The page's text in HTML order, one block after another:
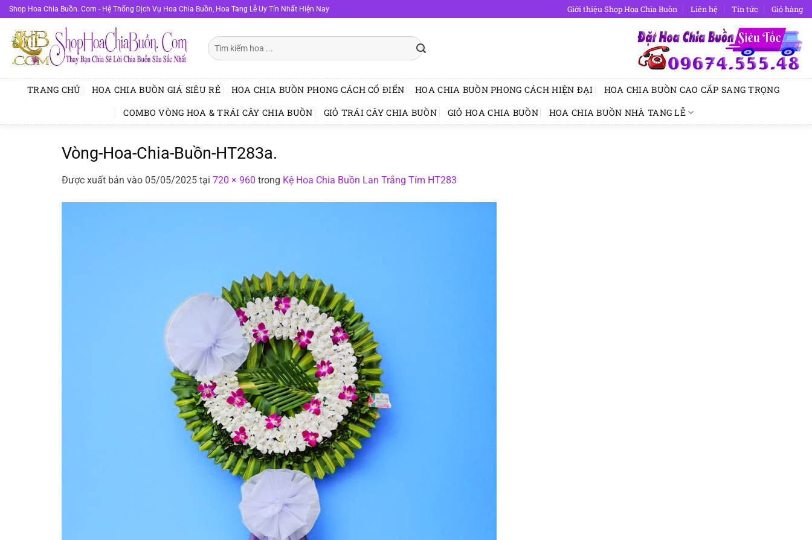
Bỏ
qua
nội
dung
Shop Hoa Chia Buồn. Com - Hệ Thống Dịch Vụ Hoa Chia Buồn, Hoa Tang Lễ Uy Tín Nhất Hiện Nay Giới thiệu Shop Hoa Chia Buồn Liên hệ Tin tức Giỏ hàng
Tìm
kiếm:
TRANG CHỦ HOA CHIA BUỒN GIÁ SIÊU RẺ HOA CHIA BUỒN PHONG CÁCH CỔ ĐIỂN HOA CHIA BUỒN PHONG CÁCH HIỆN ĐẠI
HOA CHIA BUỒN CAO CẤP SANG TRỌNG
COMBO VÒNG HOA & TRÁI CÂY CHIA BUỒN
GIỎ TRÁI CÂY CHIA BUỒN GIỎ HOA CHIA BUỒN HOA CHIA BUỒN NHÀ TANG LỄ
Vòng-Hoa-Chia-Buồn-HT283a.
Được xuất bản vào 05/05/2025 tại 720 × 960 trong Kệ Hoa Chia Buồn Lan Trắng Tím HT283